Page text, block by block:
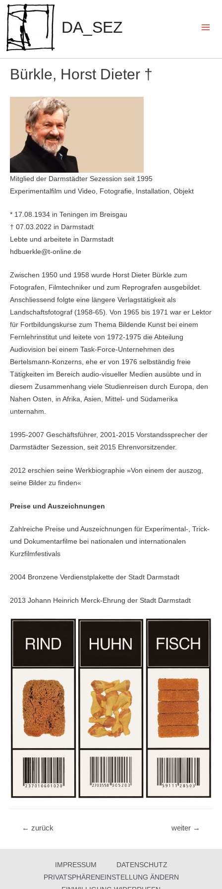
Zum
Inhalt
springen
DA_SEZ
Bürkle, Horst Dieter †
Mitglied der Darmstädter Sezession seit 1995
Experimentalfilm und Video, Fotografie, Installation, Objekt
* 17.08.1934 in Teningen im Breisgau
† 07.03.2022 in Darmstadt
Lebte und arbeitete in Darmstadt
hdbuerkle@t-online.de
Zwischen 1950 und 1958 wurde Horst Dieter Bürkle zum
Fotografen, Filmtechniker und zum Reprografen ausgebildet.
Anschliessend folgte eine längere Verlagstätigkeit als
Landschaftsfotograf (1958-65). Von 1965 bis 1971 war er Lektor
für Fortbildungskurse zum Thema Bildende Kunst bei einem
Fernlehrinstitut und leitete von 1972-1975 die Abteilung
Audiovision bei einem Task-Force-Unternehmen des
Bertelsmann-Konzerns, ehe er von 1976 selbständig freie
Tätigkeiten im Bereich audio-visueller Medien ausübte und in
diesem Zusammenhang viele Studienreisen durch Europa, den
Nahen Osten, in Afrika, Asien, Mittel- und Südamerika
unternahm.
1995-2007 Geschäftsführer, 2001-2015 Vorstandssprecher der
Darmstädter Sezession, seit 2015 Ehrenvorsitzender.
2012 erschien seine Werkbiographie »Von einem der auszog,
seine Bilder zu finden«
Preise und Auszeichnungen
Zahlreiche Preise und Auszeichnungen für Experimental-, Trick-
und Dokumentarfilme bei nationalen und internationalen
Kurzfilmfestivals
2004 Bronzene Verdienstplakette der Stadt Darmstadt
2013 Johann Heinrich Merck-Ehrung der Stadt Darmstadt
Beitragsnavigation
← zurück weiter →
IMPRESSUM
DATENSCHUTZ
PRIVATSPHÄRENEINSTELLUNG ÄNDERN